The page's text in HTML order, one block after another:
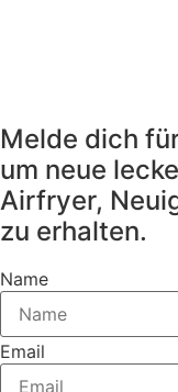
Melde dich
um neue
Airfryer,
zu erhalten.
Name
Email